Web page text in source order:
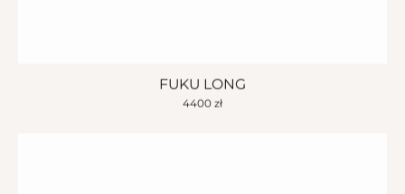
FUKU LONG
4400 zł